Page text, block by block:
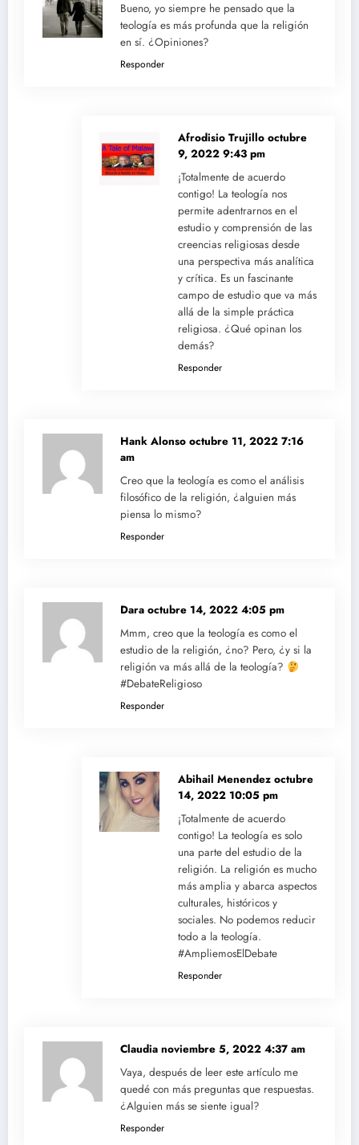
Bueno, yo siempre he pensado que la
teología es más profunda que la religión
en sí. ¿Opiniones?
Responder
Afrodisio Trujillo octubre
9, 2022 9:43 pm
¡Totalmente de acuerdo
contigo! La teología nos
permite adentrarnos en el
estudio y comprensión de las
creencias religiosas desde
una perspectiva más analítica
y crítica. Es un fascinante
campo de estudio que va más
allá de la simple práctica
religiosa. ¿Qué opinan los
demás?
Responder
Hank Alonso octubre 11, 2022 7:16
am
Creo que la teología es como el análisis
filosófico de la religión, ¿alguien más
piensa lo mismo?
Responder
Dara octubre 14, 2022 4:05 pm
Mmm, creo que la teología es como el
estudio de la religión, ¿no? Pero, ¿y si la
religión va más allá de la teología?
#DebateReligioso
Responder
Abihail Menendez octubre
14, 2022 10:05 pm
¡Totalmente de acuerdo
contigo! La teología es solo
una parte del estudio de la
religión. La religión es mucho
más amplia y abarca aspectos
culturales, históricos y
sociales. No podemos reducir
todo a la teología.
#AmpliemosElDebate
Responder
Claudia noviembre 5, 2022 4:37 am
Vaya, después de leer este artículo me
quedé con más preguntas que respuestas.
¿Alguien más se siente igual?
Responder